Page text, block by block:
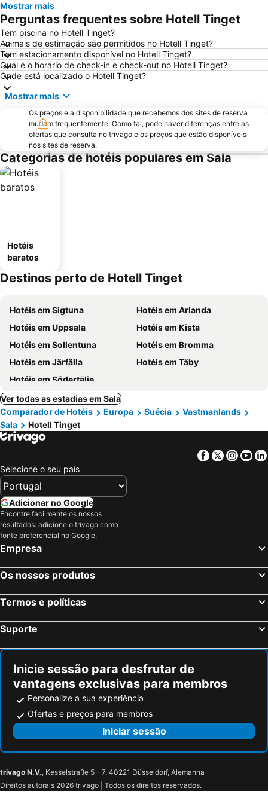
Mostrar mais
Perguntas frequentes sobre Hotell Tinget
Tem piscina no Hotell Tinget?
Animais de estimação são permitidos no Hotell Tinget?
Tem estacionamento disponível no Hotell Tinget?
Qual é o horário de check-in e check-out no Hotell Tinget?
Onde está localizado o Hotell Tinget?
Mostrar mais
Os preços e a disponibilidade que recebemos dos sites de reserva
mudam frequentemente. Como tal, pode haver diferenças entre as
ofertas que consulta no trivago e os preços que estão disponíveis
nos sites de reserva.
Categorias de hotéis populares em Sala
Hotéis
baratos
Destinos perto de Hotell Tinget
Hotéis em Sigtuna
Hotéis em Arlanda
Hotéis em Uppsala
Hotéis em Kista
Hotéis em Sollentuna
Hotéis em Bromma
Hotéis em Järfälla
Hotéis em Täby
Hotéis em Södertälje
Ver todas as estadias em Sala
Comparador de Hotéis
Europa Suécia
Vastmanlands
Sala
Hotell Tinget
Facebook
Twitter
Selecione o seu país
Adicionar no Google
Encontre facilmente os nossos
resultados: adicione o trivago como
fonte preferencial no Google.
Empresa
Os nossos produtos
Termos e políticas
Suporte
Inicie sessão para desfrutar de
vantagens exclusivas para membros
Personalize a sua experiência
Ofertas e preços para membros
Iniciar sessão
trivago N.V., Kesselstraße 5 – 7, 40221 Düsseldorf, Alemanha
Direitos autorais 2026 trivago | Todos os direitos reservados.